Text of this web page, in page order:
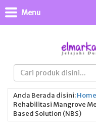
Menu
Anda Berada disini:Home
Rehabilitasi Mangrove
Based Solution (NBS)